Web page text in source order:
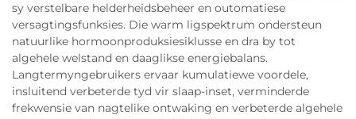
sy verstelbare helderheidsbeheer en outomatiese
versagtingsfunksies. Die warm ligspektrum ondersteun
natuurlike hormoonproduksiesiklusse en dra by tot
algehele welstand en daaglikse energiebalans.
Langtermyngebruikers ervaar kumulatiewe voordele,
insluitend verbeterde tyd vir slaap-inset, verminderde
frekwensie van nagtelike ontwaking en verbeterde algehele